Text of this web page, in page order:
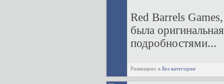
Red Barrels
была
подробностями...
Размещено в Без категории